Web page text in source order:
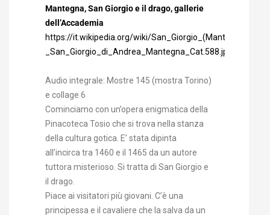
Mantegna, San Giorgio e il drago, gallerie
dell’Accademia
https://it.wikipedia.org/wiki/San_Giorgio_(Mantegna)#/
_San_Giorgio_di_Andrea_Mantegna_Cat.588.jpg
Audio integrale: Mostre 145 (mostra Torino)
e collage 6
Cominciamo con un’opera enigmatica della
Pinacoteca Tosio che si trova nella stanza
della cultura gotica. E’ stata dipinta
all’incirca tra 1460 e il 1465 da un autore
tuttora misterioso. Si tratta di San Giorgio e
il drago.
Piace ai visitatori più giovani. C’è una
principessa e il cavaliere che la salva da un